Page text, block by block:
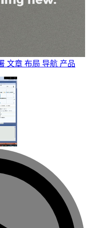
文章 布局 导航 产品